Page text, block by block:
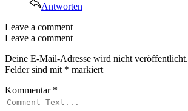
Antworten
Leave a comment
Leave a comment
Deine E-Mail-Adresse wird nicht veröffentlicht.
Felder sind mit * markiert
Kommentar *